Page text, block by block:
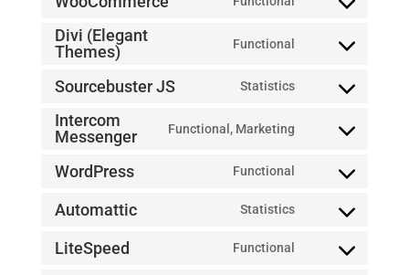
service
Consent
woocommerce
Divi (Elegant
Themes)
Functional
Consent
themes)
Sourcebuster JS Statistics
Consent
sourcebuster-
Intercom
Messenger
Functional, Marketing
Consent
intercom-
WordPress Functional
Consent
wordpress
Automattic Statistics
Consent
LiteSpeed Functional
Consent